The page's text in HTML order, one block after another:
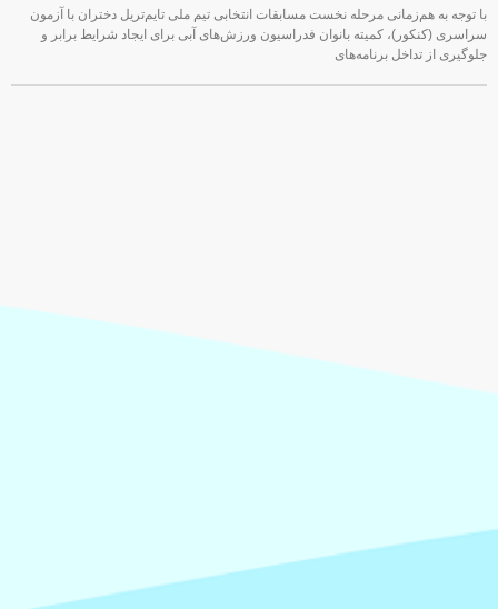
با توجه به هم‌زمانی مرحله نخست مسابقات انتخابی تیم ملی تایم‌تریل دختران با آزمون
سراسری (کنکور)، کمیته بانوان فدراسیون ورزش‌های آبی برای ایجاد شرایط برابر و
جلوگیری از تداخل برنامه‌های